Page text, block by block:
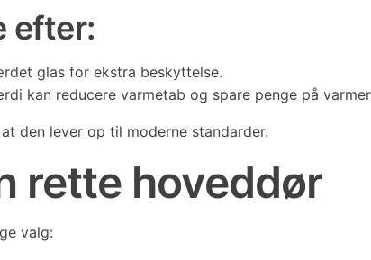
efter:
glas for ekstra beskyttelse.
kan reducere varmetab og spare penge på
den lever op til moderne standarder.
rette hoveddør
valg: